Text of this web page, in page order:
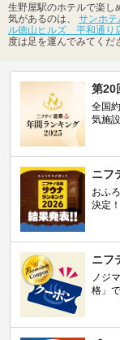
生野屋駅のホテルで楽し
気があるのは、 サンホテ
ル徳山ヒルズ 平和通り
度は足を運んでみてくだ
第20
全国
気施
ニフ
おふ
決定！
ニフ
ノジ
格」